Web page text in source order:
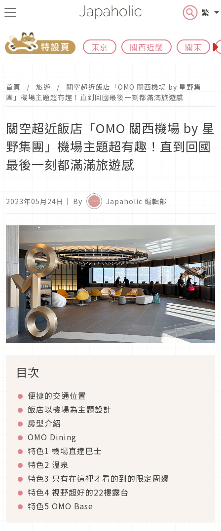
繁
東京 關西近畿 關東
首頁 旅遊
關空超近飯店「OMO 關西機場 by 星野集
團」機場主題超有趣！直到回國最後一刻都滿滿旅遊感
關空超近飯店「OMO 關西機場 by 星
野集團」機場主題超有趣！直到回國
最後一刻都滿滿旅遊感
2023年05月24日 ｜ By Japaholic 編輯部
目次
便捷的交通位置
飯店以機場為主題設計
房型介紹
OMO Dining
特色1 機場直達巴士
特色2 溫泉
特色3 只有在這裡才看的到的限定周邊
特色4 視野超好的22樓露台
特色5 OMO Base